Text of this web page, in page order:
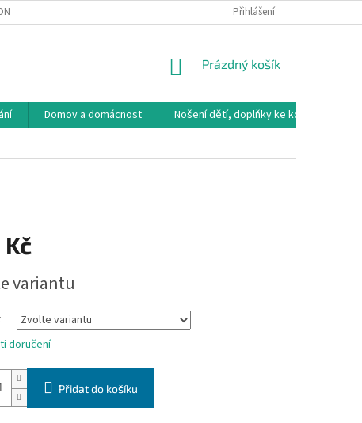
DOPRAVA, PLATBY A
Přihlášení
NÁKUPNÍ
Prázdný košík
Domov a domácnost
Nošení dětí, doplňky ke kočárkům
Kč
variantu
doručení
Přidat do košíku